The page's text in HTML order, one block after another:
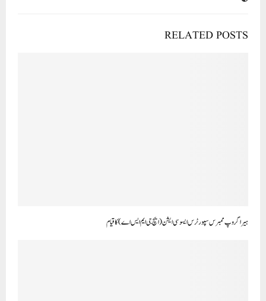
RELATED POSTS
ہیرا گروپ ممبرس سپورٹرس ایسو سی ایشن (ایچ جی ایم ایس اے) کا قیام